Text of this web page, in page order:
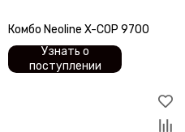
Комбо Neoline X-COP 9700
Узнать о
поступлении